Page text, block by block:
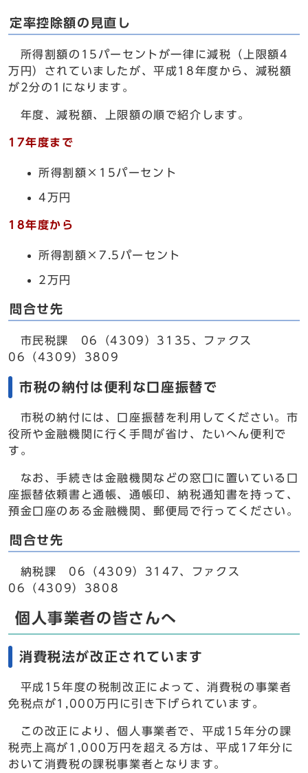
定率控除額の見直し
所得割額の15パーセントが一律に減税（上限額4
万円）されていましたが、平成18年度から、減税額
が2分の1になります。
年度、減税額、上限額の順で紹介します。
17年度まで
所得割額×15パーセント
4万円
18年度から
所得割額×7.5パーセント
2万円
問合せ先
市民税課 06（4309）3135、ファクス
06（4309）3809
市税の納付は便利な口座振替で
市税の納付には、口座振替を利用してください。市
役所や金融機関に行く手間が省け、たいへん便利で
す。
なお、手続きは金融機関などの窓口に置いている口
座振替依頼書と通帳、通帳印、納税通知書を持って、
預金口座のある金融機関、郵便局で行ってください。
問合せ先
納税課 06（4309）3147、ファクス
06（4309）3808
個人事業者の皆さんへ
消費税法が改正されています
平成15年度の税制改正によって、消費税の事業者
免税点が1,000万円に引き下げられています。
この改正により、個人事業者で、平成15年分の課
税売上高が1,000万円を超える方は、平成17年分に
おいて消費税の課税事業者となります。